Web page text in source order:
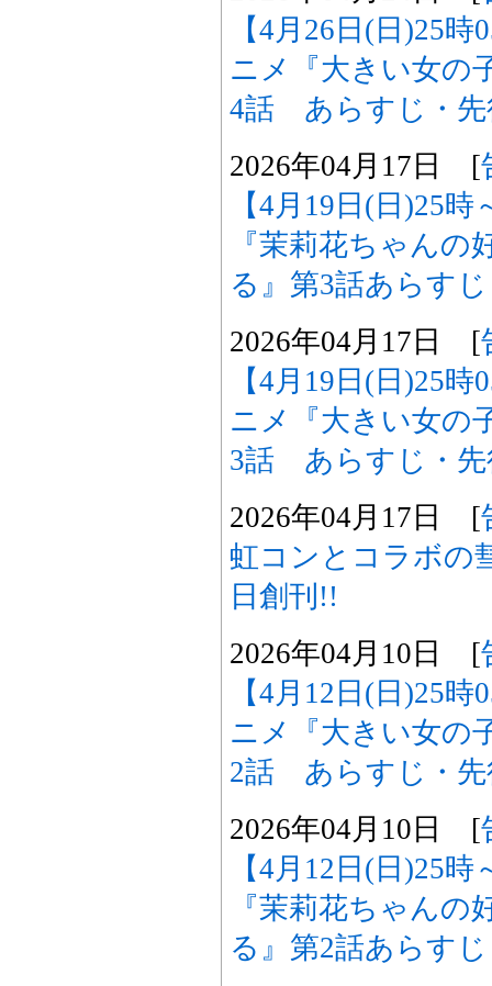
【4月26日(日)25
ニメ『大きい女の
4話 あらすじ・先
2026年04月17日 [
【4月19日(日)25
『茉莉花ちゃん
る』第3話あらす
2026年04月17日 [
【4月19日(日)25
ニメ『大きい女の
3話 あらすじ・先
2026年04月17日 [
虹コンとコラボの
日創刊!!
2026年04月10日 [
【4月12日(日)25
ニメ『大きい女の
2話 あらすじ・先
2026年04月10日 [
【4月12日(日)25
『茉莉花ちゃん
る』第2話あらす